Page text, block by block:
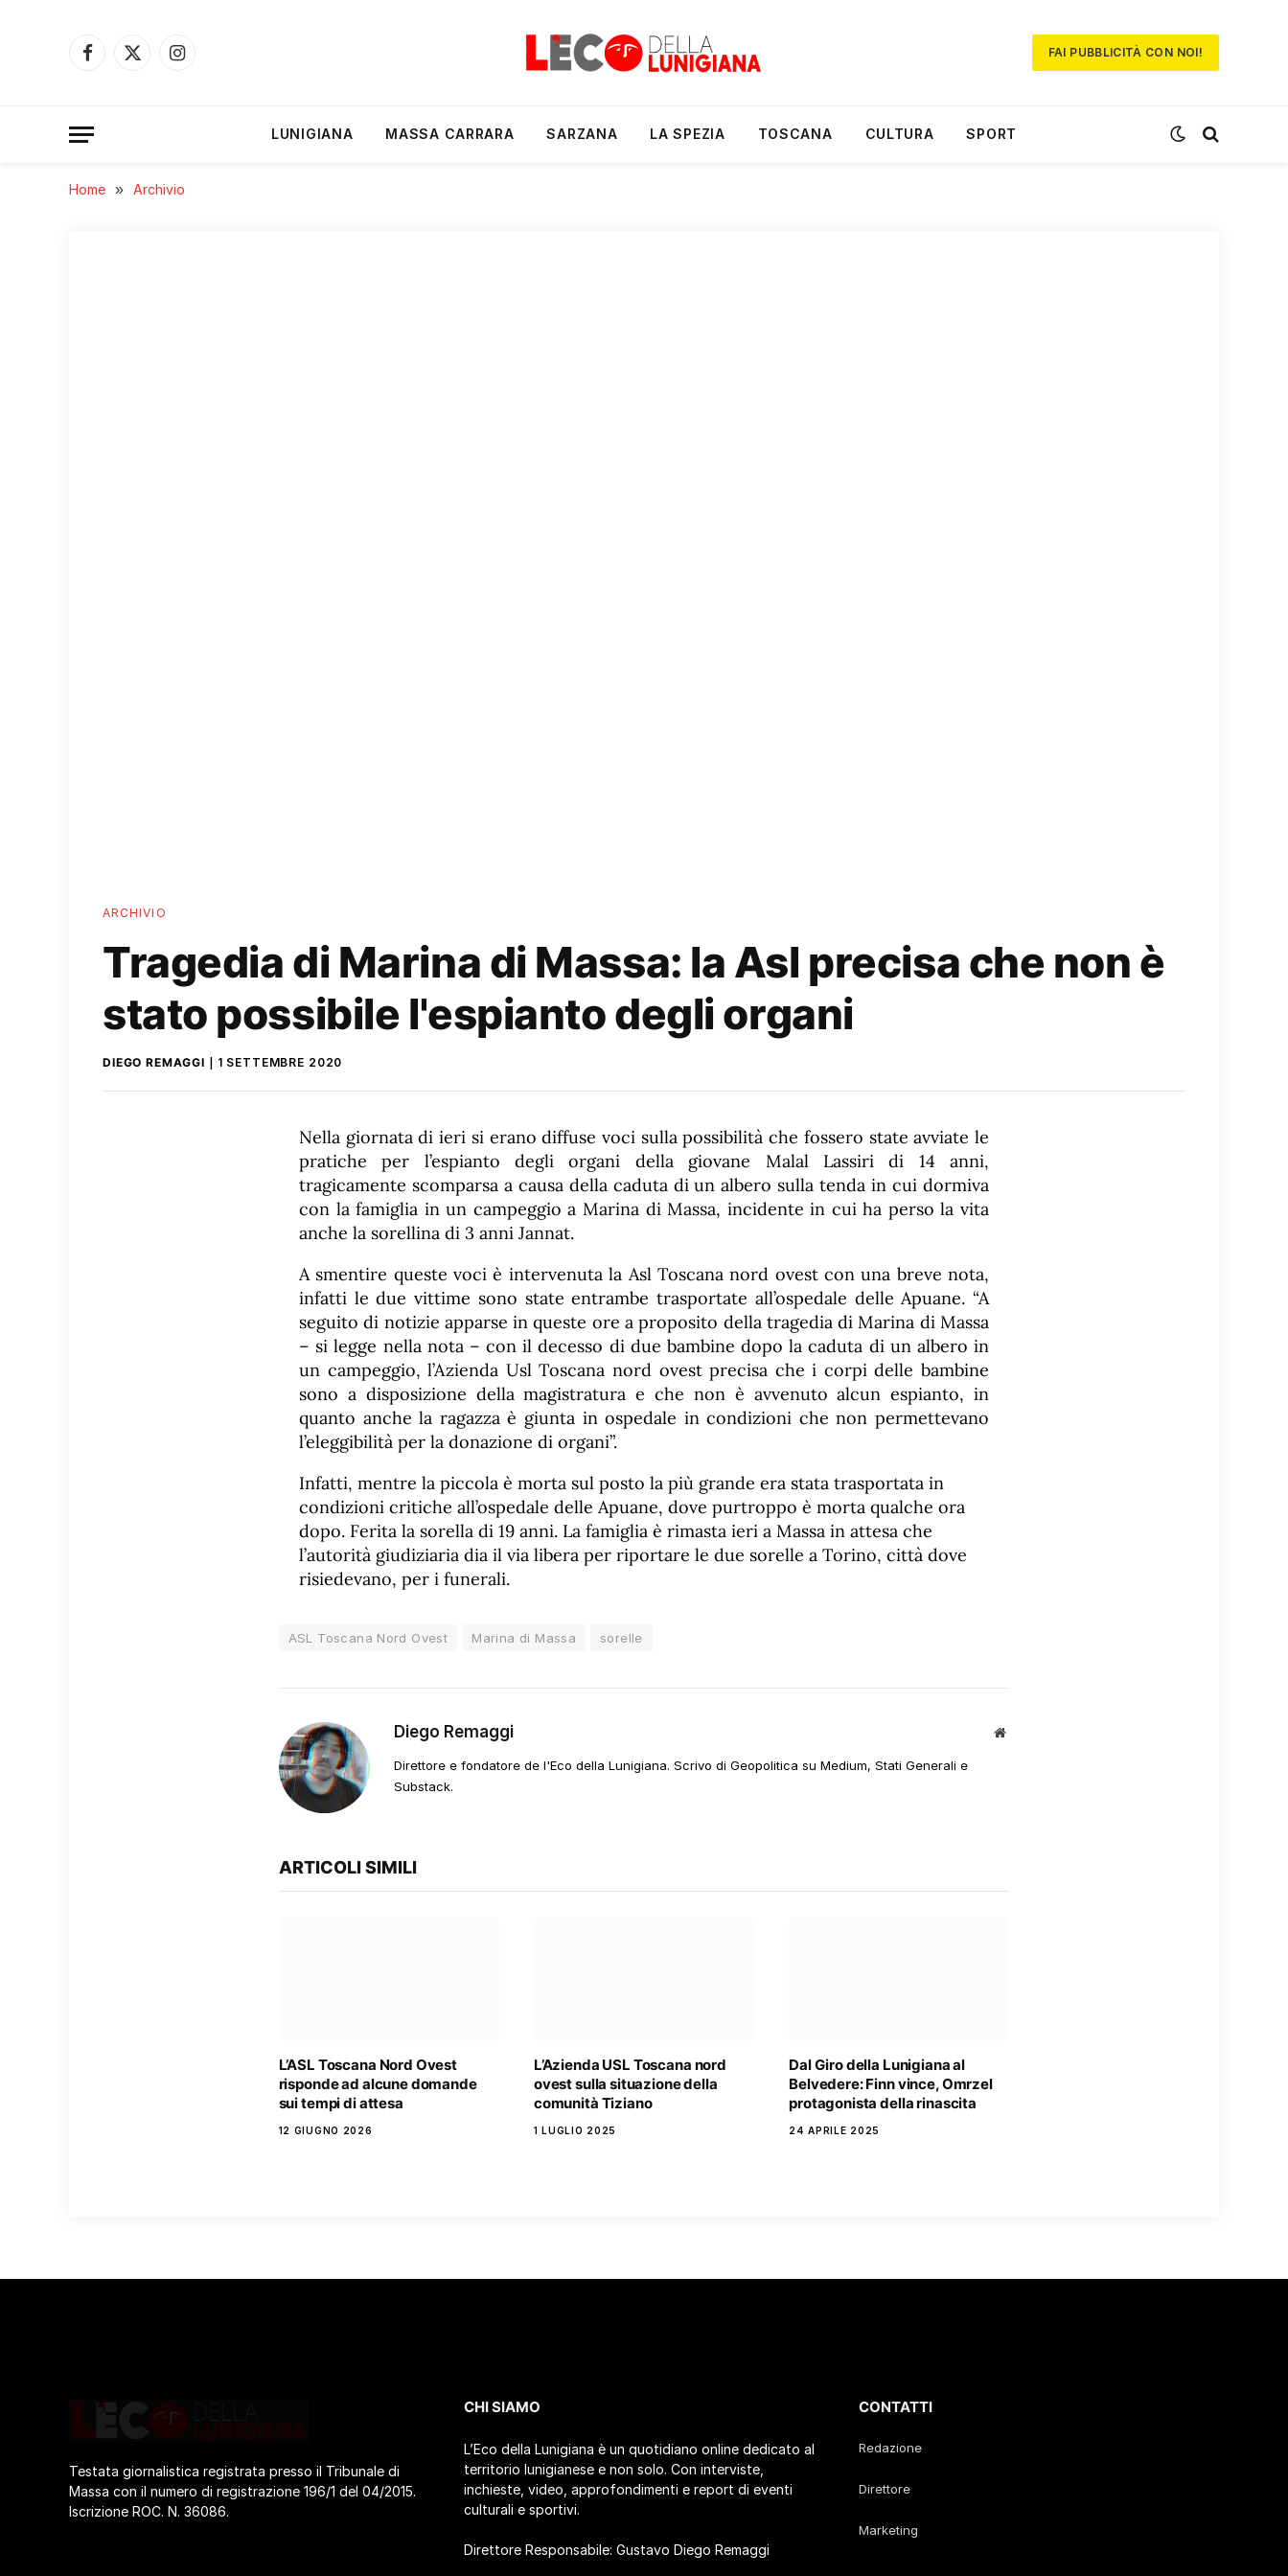
Facebook
X
Instagram
FAI PUBBLICITÀ CON NOI!
LUNIGIANA MASSA CARRARA SARZANA LA SPEZIA TOSCANA CULTURA SPORT
Home » Archivio
ARCHIVIO
Tragedia di Marina di Massa: la Asl precisa che non è
stato possibile l'espianto degli organi
DIEGO REMAGGI 1 SETTEMBRE 2020
Nella giornata di ieri si erano diffuse voci sulla possibilità che fossero state avviate le
pratiche per l’espianto degli organi della giovane Malal Lassiri di 14 anni,
tragicamente scomparsa a causa della caduta di un albero sulla tenda in cui dormiva
con la famiglia in un campeggio a Marina di Massa, incidente in cui ha perso la vita
anche la sorellina di 3 anni Jannat.
A smentire queste voci è intervenuta la Asl Toscana nord ovest con una breve nota,
infatti le due vittime sono state entrambe trasportate all’ospedale delle Apuane. “A
seguito di notizie apparse in queste ore a proposito della tragedia di Marina di Massa
– si legge nella nota – con il decesso di due bambine dopo la caduta di un albero in
un campeggio, l’Azienda Usl Toscana nord ovest precisa che i corpi delle bambine
sono a disposizione della magistratura e che non è avvenuto alcun espianto, in
quanto anche la ragazza è giunta in ospedale in condizioni che non permettevano
l’eleggibilità per la donazione di organi”.
Infatti, mentre la piccola è morta sul posto la più grande era stata trasportata in
condizioni critiche all’ospedale delle Apuane, dove purtroppo è morta qualche ora
dopo. Ferita la sorella di 19 anni. La famiglia è rimasta ieri a Massa in attesa che
l’autorità giudiziaria dia il via libera per riportare le due sorelle a Torino, città dove
risiedevano, per i funerali.
ASL Toscana Nord Ovest Marina di Massa sorelle
Diego Remaggi
Sito
Direttore e fondatore de l'Eco della Lunigiana. Scrivo di Geopolitica su Medium, Stati Generali e
Substack.
ARTICOLI SIMILI
L’ASL Toscana Nord Ovest
risponde ad alcune domande
sui tempi di attesa
12 GIUGNO 2026
L’Azienda USL Toscana nord
ovest sulla situazione della
comunità Tiziano
1 LUGLIO 2025
Dal Giro della Lunigiana al
Belvedere: Finn vince, Omrzel
protagonista della rinascita
24 APRILE 2025
Testata giornalistica registrata presso il Tribunale di
Massa con il numero di registrazione 196/1 del 04/2015.
Iscrizione ROC. N. 36086.
CHI SIAMO
L’Eco della Lunigiana è un quotidiano online dedicato al
territorio lunigianese e non solo. Con interviste,
inchieste, video, approfondimenti e report di eventi
culturali e sportivi.
Direttore Responsabile: Gustavo Diego Remaggi
CONTATTI
Redazione
Direttore
Marketing